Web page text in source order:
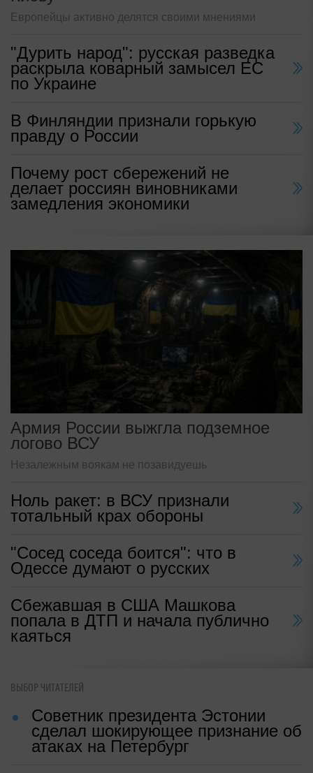
Европейцы активно делятся своими мнениями
"Дурить народ": русская разведка
раскрыла коварный замысел ЕС
по Украине
В Финляндии признали горькую
правду о России
Почему рост сбережений не
делает россиян виновниками
замедления экономики
Армия России выжгла подземное
логово ВСУ
Незалежным воякам не позавидуешь
Ноль ракет: в ВСУ признали
тотальный крах обороны
"Сосед соседа боится": что в
Одессе думают о русских
Сбежавшая в США Машкова
попала в ДТП и начала публично
каяться
ВЫБОР ЧИТАТЕЛЕЙ
Советник президента Эстонии
сделал шокирующее признание об
атаках на Петербург